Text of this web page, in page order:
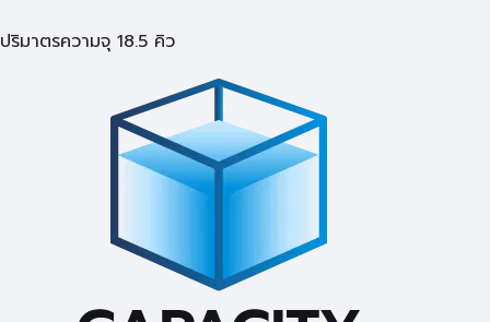
ปริมาตรความจุ 18.5 คิว